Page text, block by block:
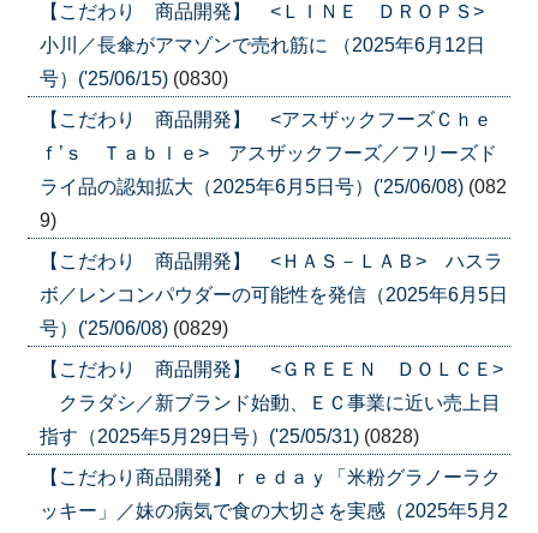
【こだわり 商品開発】 <ＬＩＮＥ ＤＲＯＰＳ>
小川／長傘がアマゾンで売れ筋に （2025年6月12日
号）('25/06/15) (0830)
【こだわり 商品開発】 <アスザックフーズＣｈｅ
ｆ’ｓ Ｔａｂｌｅ> アスザックフーズ／フリーズド
ライ品の認知拡大（2025年6月5日号）('25/06/08) (082
9)
【こだわり 商品開発】 <ＨＡＳ－ＬＡＢ> ハスラ
ボ／レンコンパウダーの可能性を発信（2025年6月5日
号）('25/06/08) (0829)
【こだわり 商品開発】 <ＧＲＥＥＮ ＤＯＬＣＥ>
クラダシ／新ブランド始動、ＥＣ事業に近い売上目
指す（2025年5月29日号）('25/05/31) (0828)
【こだわり商品開発】ｒｅｄａｙ「米粉グラノーラク
ッキー」／妹の病気で食の大切さを実感（2025年5月2